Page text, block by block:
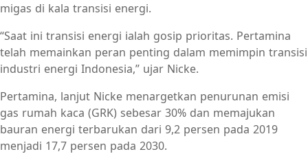
migas di kala transisi energi.
“Saat ini transisi energi ialah gosip prioritas. Pertamina
telah memainkan peran penting dalam memimpin transisi
industri energi Indonesia,” ujar Nicke.
Pertamina, lanjut Nicke menargetkan penurunan emisi
gas rumah kaca (GRK) sebesar 30% dan memajukan
bauran energi terbarukan dari 9,2 persen pada 2019
menjadi 17,7 persen pada 2030.